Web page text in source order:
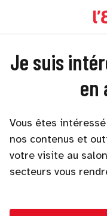
Je suis
en
Vous êtes
nos contenus et
votre visite au
secteurs vous